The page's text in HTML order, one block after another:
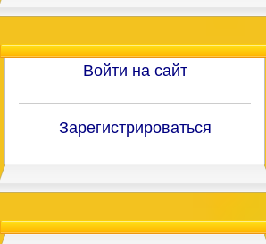
Войти на сайт
Зарегистрироваться